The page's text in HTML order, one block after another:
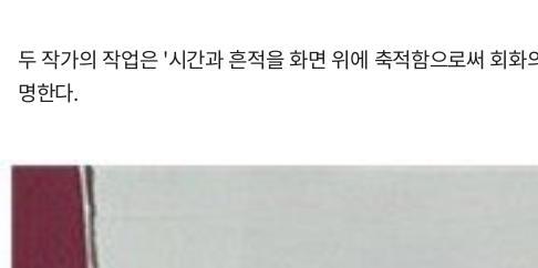
두 작가의 작업은 '시간과 흔적을 화면 위에 축적함으로써 회
명한다.